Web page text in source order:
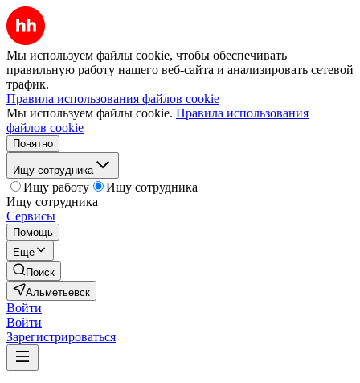
Мы используем файлы cookie, чтобы обеспечивать
правильную работу нашего веб-сайта и анализировать сетевой
трафик.
Правила использования файлов cookie
Мы используем файлы cookie. Правила использования
файлов cookie
Понятно
Ищу сотрудника
Ищу работу
Ищу сотрудника
Ищу сотрудника
Сервисы
Помощь
Ещё
Поиск
Альметьевск
Войти
Войти
Зарегистрироваться